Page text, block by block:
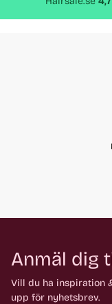
Anmäl dig
Vill du ha inspiration
upp för nyhetsbrev.